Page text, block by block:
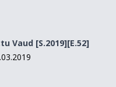
Vaud [S.2019][E.52]